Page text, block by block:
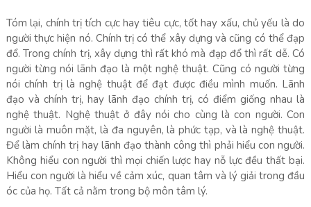
Tóm lại, chính trị tích cực hay tiêu cực, tốt hay xấu, chủ yếu là do
người thực hiện nó. Chính trị có thể xây dựng và cũng có thể đạp
đổ. Trong chính trị, xây dựng thì rất khó mà đạp đổ thì rất dễ. Có
người từng nói lãnh đạo là một nghệ thuật. Cũng có người từng
nói chính trị là nghệ thuật để đạt được điều mình muốn. Lãnh
đạo và chính trị, hay lãnh đạo chính trị, có điểm giống nhau là
nghệ thuật. Nghệ thuật ở đây nói cho cùng là con người. Con
người là muôn mặt, là đa nguyên, là phức tạp, và là nghệ thuật.
Để làm chính trị hay lãnh đạo thành công thì phải hiểu con người.
Không hiểu con người thì mọi chiến lược hay nỗ lực đều thất bại.
Hiểu con người là hiểu về cảm xúc, quan tâm và lý giải trong đầu
óc của họ. Tất cả nằm trong bộ môn tâm lý.